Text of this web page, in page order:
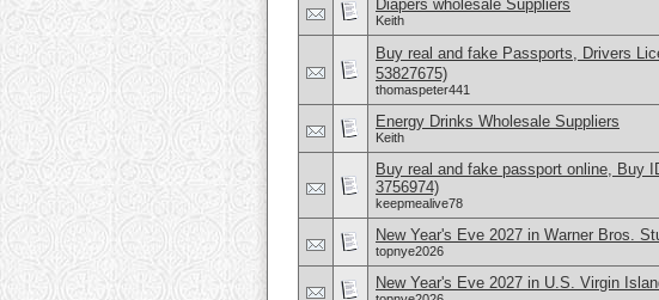
Diapers wholesale Suppliers
Keith
Buy real and fake Passports, Drivers
53827675)
thomaspeter441
Energy Drinks Wholesale Suppliers
Keith
Buy real and fake passport online, Buy
3756974)
keepmealive78
New Year's Eve 2027 in Warner Bros.
topnye2026
New Year's Eve 2027 in U.S. Virgin